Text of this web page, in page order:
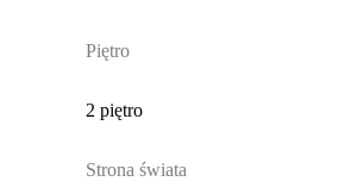
Piętro
2 piętro
Strona świata